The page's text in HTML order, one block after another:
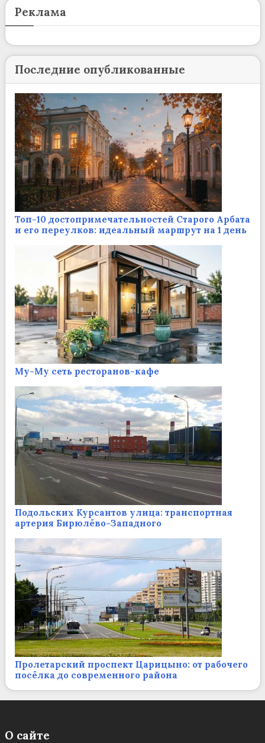
Реклама
Последние опубликованные
Топ-10 достопримечательностей Старого Арбата
и его переулков: идеальный маршрут на 1 день
Му-Му сеть ресторанов-кафе
Подольских Курсантов улица: транспортная
артерия Бирюлёво-Западного
Пролетарский проспект Царицыно: от рабочего
посёлка до современного района
О сайте